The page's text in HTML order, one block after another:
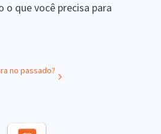
que você precisa para
no passado?